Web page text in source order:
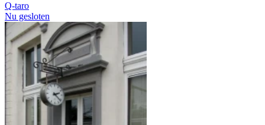
Q-taro
Nu gesloten